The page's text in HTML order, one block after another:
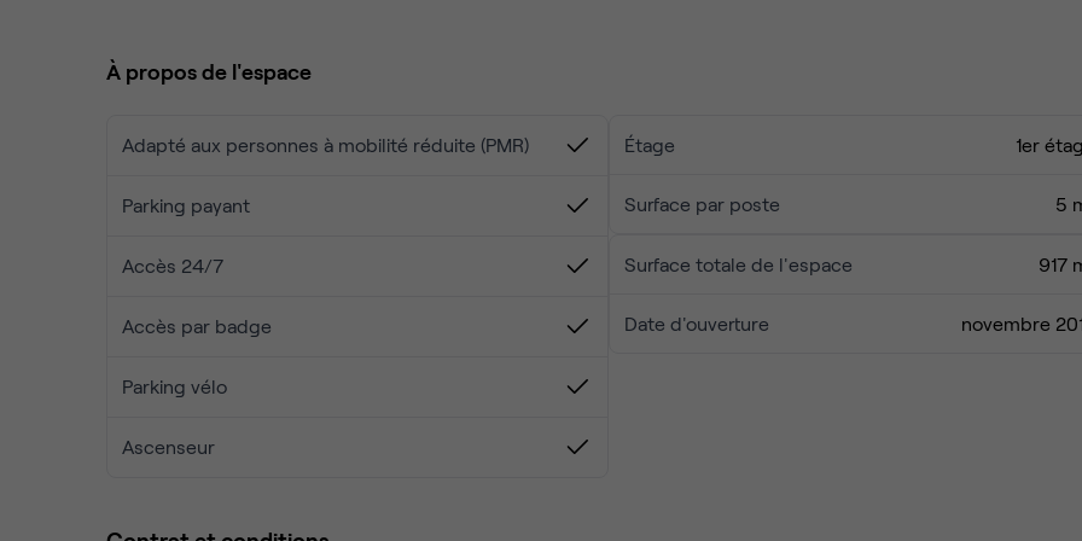
De nombreux espaces sont disponibles, alors n'hésitez pas à nous contacter pour trouver la solution clés en
À propos de l'espace
Adapté aux personnes à mobilité réduite (PMR)
Parking payant
Accès 24/7
Accès par badge
Parking vélo
Ascenseur
Étage 1er
Surface par poste 5
Surface totale de l'espace 917
Date d'ouverture novembre